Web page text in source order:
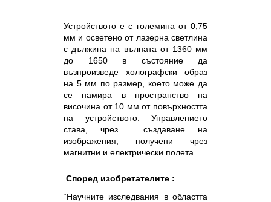
Устройството е с големина от 0,75
мм и осветено от лазерна светлина
с дължина на вълната от 1360 мм
до 1650 в състояние да
възпроизведе холографски образ
на 5 мм по размер, което може да
се намира в пространство на
височина от 10 мм от повърхността
на устройството. Управлението
става, чрез
създаване на
изображения, получени чрез
магнитни и електрически полета.
Според изобретателите :
“Научните изследвания в областта